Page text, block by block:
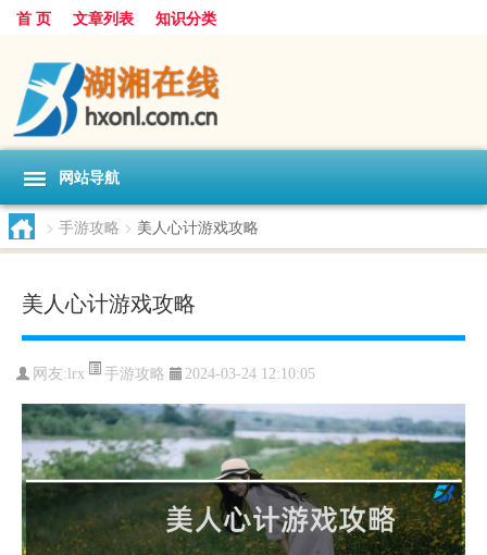
首 页 文章列表 知识分类
网站导航
> 手游攻略 > 美人心计游戏攻略
美人心计游戏攻略
网友: lrx 手游攻略 2024-03-24 12:10:05